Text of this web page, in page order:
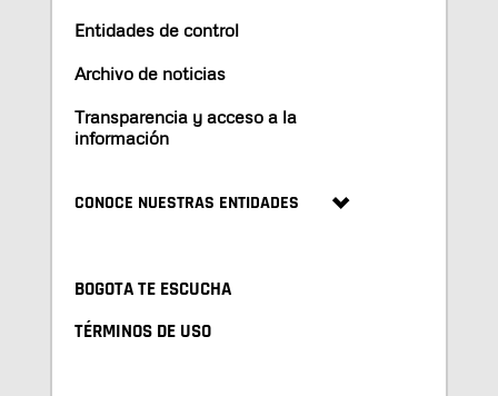
Entidades de control
Archivo de noticias
Transparencia y acceso a la
información
CONOCE NUESTRAS ENTIDADES
BOGOTA TE ESCUCHA
TÉRMINOS DE USO